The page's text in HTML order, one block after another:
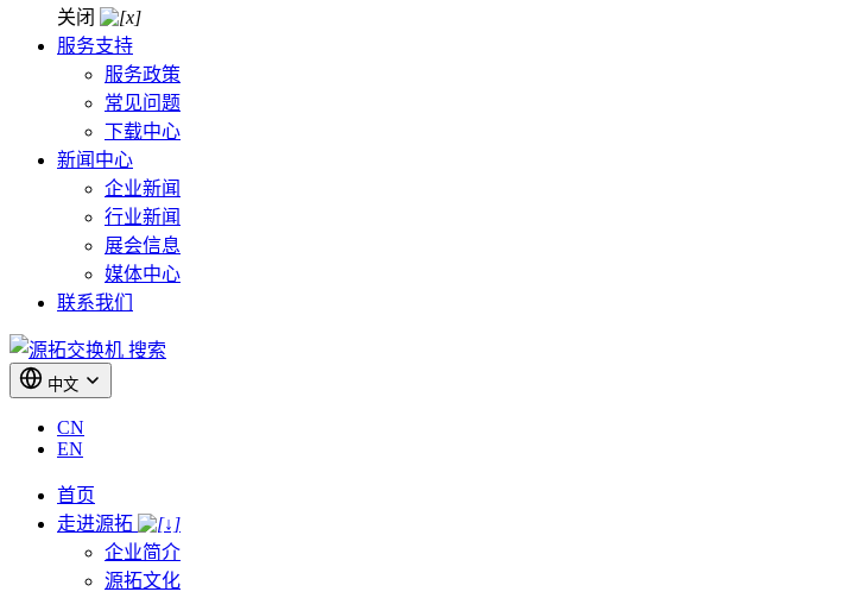
关闭
服务支持
服务政策
常见问题
下载中心
新闻中心
企业新闻
行业新闻
展会信息
媒体中心
联系我们
搜索
中文
CN
EN
首页
走进源拓
企业简介
源拓文化